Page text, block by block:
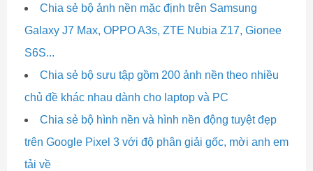
Chia sẻ bộ ảnh nền mặc định trên Samsung
Galaxy J7 Max, OPPO A3s, ZTE Nubia Z17, Gionee
S6S...
Chia sẻ bộ sưu tập gồm 200 ảnh nền theo nhiều
chủ đề khác nhau dành cho laptop và PC
Chia sẻ bộ hình nền và hình nền động tuyệt đẹp
trên Google Pixel 3 với độ phân giải gốc, mời anh em
tải về